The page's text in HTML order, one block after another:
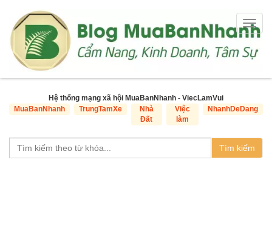
Hệ thống mạng xã hội MuaBanNhanh - ViecLamVui
MuaBanNhanh
TrungTamXe
Nhà
Đất
Việc
làm
NhanhDeDang
Tìm kiếm